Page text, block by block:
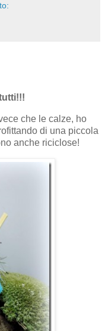
che le calze, ho
di una piccola
anche riciclose!